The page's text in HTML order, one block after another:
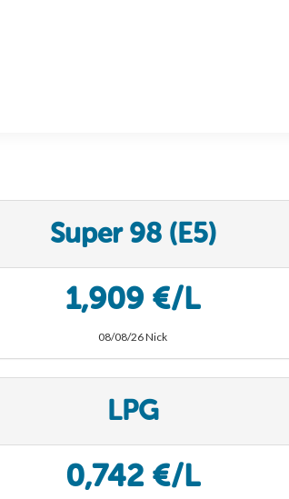
Super 98 (E5)
1,909 €/L
08/08/26 Nick
LPG
0,742 €/L